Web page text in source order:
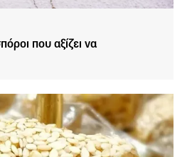
που αξίζει να